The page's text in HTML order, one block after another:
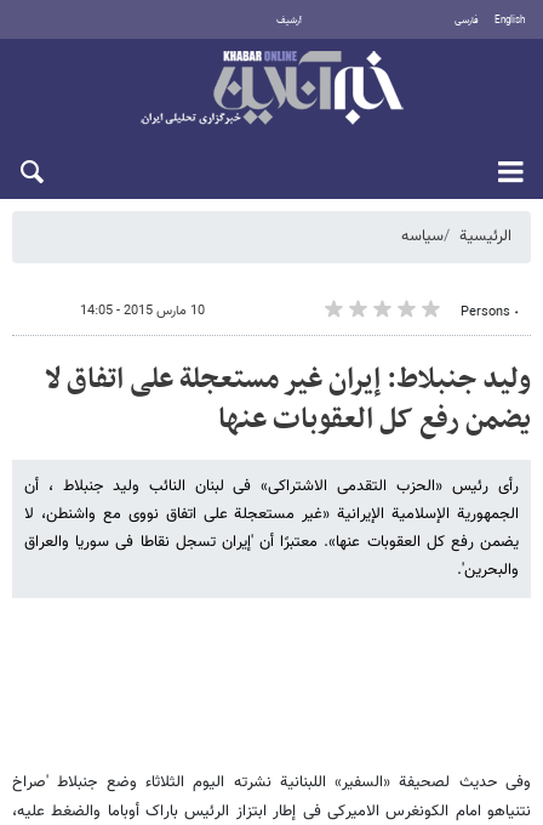
English فارسی أرشيف
الرئيسية سیاسه
٠ Persons 10 مارس 2015 - 14:05
ولید جنبلاط: إیران غیر مستعجلة علی اتفاق لا
یضمن رفع کل العقوبات عنها
رأی رئیس «الحزب التقدمی الاشتراکی» فی لبنان النائب ولید جنبلاط ، أن
الجمهوریة الإسلامیة الإیرانیة «غیر مستعجلة علی اتفاق نووی مع واشنطن، لا
یضمن رفع کل العقوبات عنها». معتبرًا أن 'إیران تسجل نقاطا فی سوریا والعراق
والبحرین'.
وفی حدیث لصحیفة «السفیر» اللبنانیة نشرته الیوم الثلاثاء وضع جنبلاط 'صراخ
نتنیاهو امام الکونغرس الامیرکی فی إطار ابتزاز الرئیس باراک أوباما والضغط علیه،